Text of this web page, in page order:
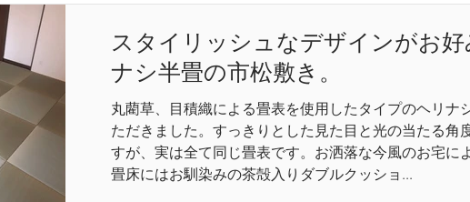
スタイリッシュなデザインがお
ナシ半畳の市松敷き。
丸藺草、目積織による畳表を使用したタイプのヘリナ
ただきました。すっきりとした見た目と光の当たる角
すが、実は全て同じ畳表です。お洒落な今風のお宅に
畳床にはお馴染みの茶殻入りダブルクッショ...